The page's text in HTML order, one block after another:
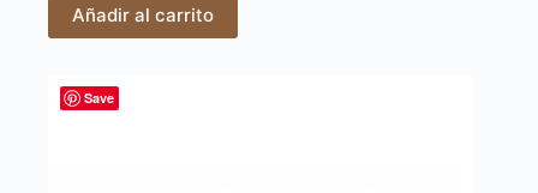
Añadir al carrito
Save